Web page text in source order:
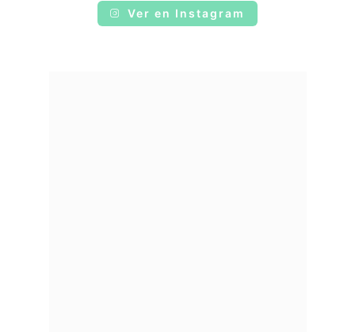
Ver en Instagram